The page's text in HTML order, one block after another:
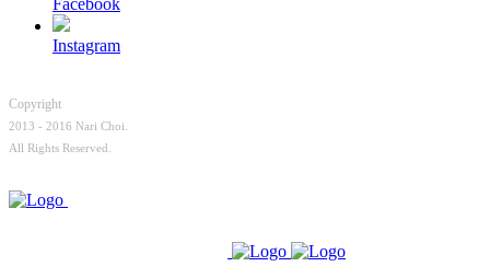
Facebook
Instagram
Copyright
2013 - 2016 Nari Choi.
All Rights Reserved.